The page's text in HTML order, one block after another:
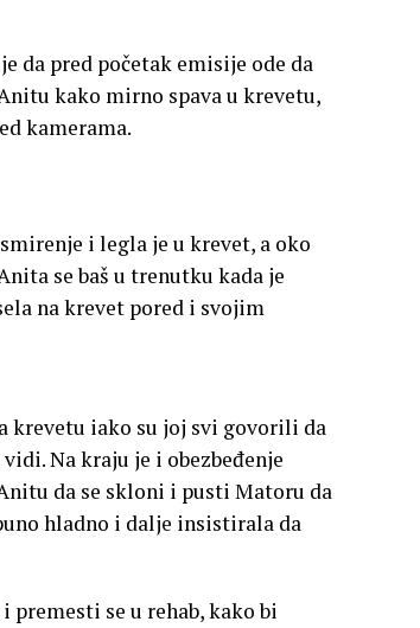
da pred početak emisije ode da
kako mirno spava u krevetu,
kamerama.
i legla je u krevet, a oko
se baš u trenutku kada je
na krevet pored i svojim
krevetu iako su joj svi govorili da
Na kraju je i obezbeđenje
da se skloni i pusti Matoru da
hladno i dalje insistirala da
premesti se u rehab, kako bi